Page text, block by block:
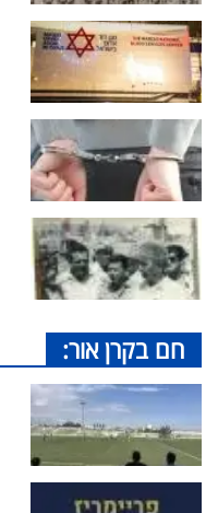
חם בקרן אור: